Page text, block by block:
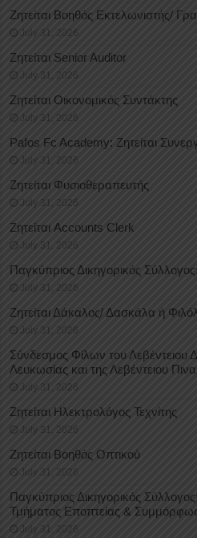
Ζητείται Βοηθός Εκτελωνιστής/
July 31, 2026
Ζητείται Senior Auditor
July 31, 2026
Ζητείται Οικονομικός Συντάκτης
July 31, 2026
Pafos Fc Academy: Ζητείται
July 31, 2026
Ζητείται Φυσιοθεραπευτής
July 31, 2026
Ζητείται Accounts Clerk
July 31, 2026
Παγκύπριος Δικηγορικός
July 31, 2026
Ζητείται Δάκαλος/ Δασκάλα ή
July 31, 2026
Σύνδεσμος Φίλων του Λεβέντειου
Λευκωσίας και της Λεβέντειου
July 31, 2026
Ζητείται Ηλεκτρολόγος Τεχνίτης
July 31, 2026
Ζητείται Βοηθός Οπτικού
July 31, 2026
Παγκύπριος Δικηγορικός Σύλλογος:
Τμήματος Εποπτείας &
July 31, 2026